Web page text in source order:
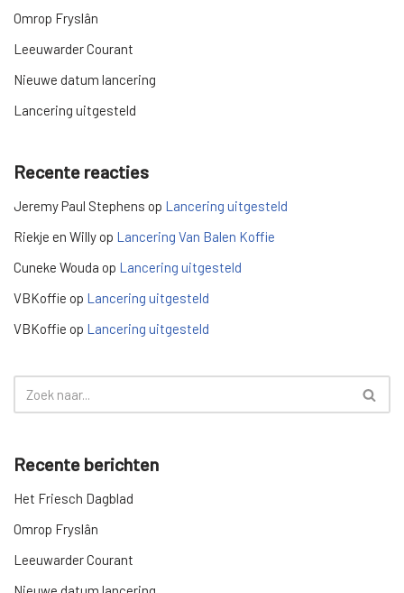
Omrop Fryslân
Leeuwarder Courant
Nieuwe datum lancering
Lancering uitgesteld
Recente reacties
Jeremy Paul Stephens op Lancering uitgesteld
Riekje en Willy op Lancering Van Balen Koffie
Cuneke Wouda op Lancering uitgesteld
VBKoffie op Lancering uitgesteld
VBKoffie op Lancering uitgesteld
Recente berichten
Het Friesch Dagblad
Omrop Fryslân
Leeuwarder Courant